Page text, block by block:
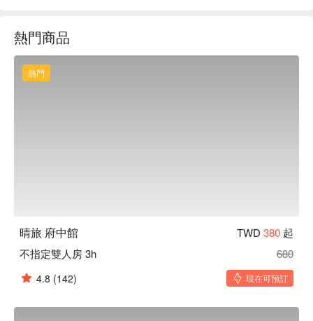
熱門商品
熱門
晴旅 府中館 TWD 380 起
不指定雙人房 3h
680
4.8 (142) 現在可預訂